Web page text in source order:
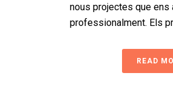
nous projectes que ens
professionalment. Els
READ